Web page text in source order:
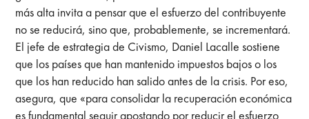
más alta invita a pensar que el esfuerzo del contribuyente
no se reducirá, sino que, probablemente, se incrementará.
El jefe de estrategia de Civismo, Daniel Lacalle sostiene
que los países que han mantenido impuestos bajos o los
que los han reducido han salido antes de la crisis. Por eso,
asegura, que «para consolidar la recuperación económica
es fundamental seguir apostando por reducir el esfuerzo